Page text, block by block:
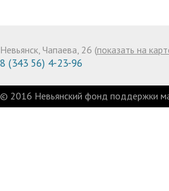
Невьянск, Чапаева, 26 (показать на
8 (343 56) 4-23-96
© 2016 Невьянский фонд поддержки